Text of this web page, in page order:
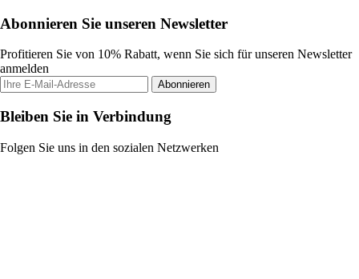
Abonnieren Sie unseren Newsletter
Profitieren Sie von 10% Rabatt, wenn Sie sich für unseren Newsletter
anmelden
Abonnieren
Bleiben Sie in Verbindung
Folgen Sie uns in den sozialen Netzwerken